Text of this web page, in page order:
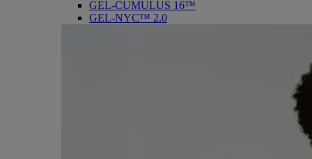
GEL-CUMULUS 16™
GEL-NYC™ 2.0